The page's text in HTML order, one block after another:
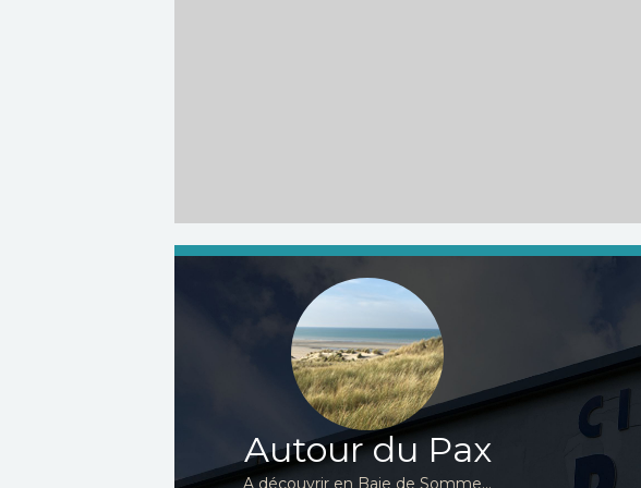
Autour du Pax
A découvrir en Baie de Somme...